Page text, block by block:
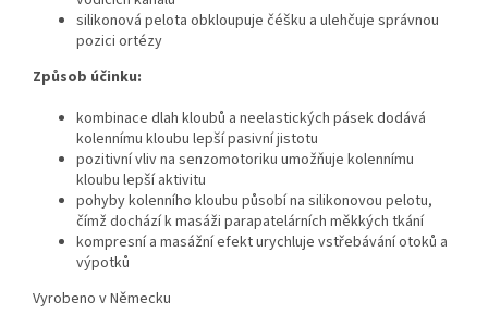
silikonová pelota obkloupuje čéšku a ulehčuje správnou
pozici ortézy
Způsob účinku:
kombinace dlah kloubů a neelastických pásek dodává
kolennímu kloubu lepší pasivní jistotu
pozitivní vliv na senzomotoriku umožňuje kolennímu
kloubu lepší aktivitu
pohyby kolenního kloubu působí na silikonovou pelotu,
čímž dochází k masáži parapatelárních měkkých tkání
kompresní a masážní efekt urychluje vstřebávání otoků a
výpotků
Vyrobeno v Německu